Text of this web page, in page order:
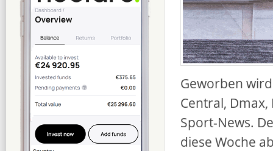
Geworben
Central, Dmax,
Sport-News.
diese Woche